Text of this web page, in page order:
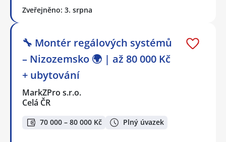
Zveřejněno: 3. srpna
🔧 Montér regálových systémů
– Nizozemsko 🌍 | až 80 000 Kč
+ ubytování
MarkZPro s.r.o.
Celá ČR
70 000 – 80 000 Kč Plný úvazek